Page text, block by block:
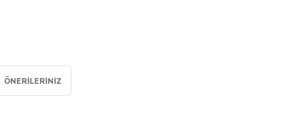
ÖNERILERINIZ